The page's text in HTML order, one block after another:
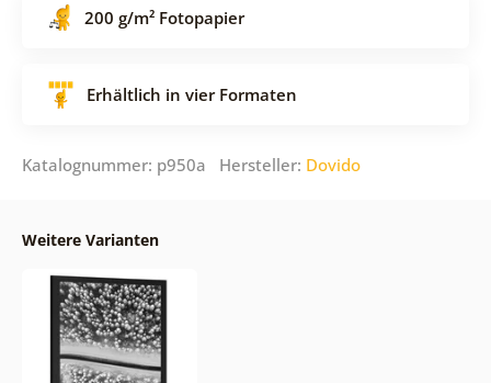
200 g/m² Fotopapier
Erhältlich in vier Formaten
Katalognummer: p950a Hersteller: Dovido
Weitere Varianten